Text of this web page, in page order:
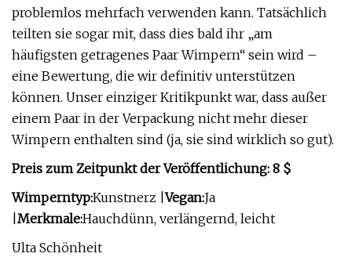
problemlos mehrfach verwenden kann. Tatsächlich
teilten sie sogar mit, dass dies bald ihr „am
häufigsten getragenes Paar Wimpern“ sein wird –
eine Bewertung, die wir definitiv unterstützen
können. Unser einziger Kritikpunkt war, dass außer
einem Paar in der Verpackung nicht mehr dieser
Wimpern enthalten sind (ja, sie sind wirklich so gut).
Preis zum Zeitpunkt der Veröffentlichung: 8 $
Wimperntyp:Kunstnerz |Vegan:Ja
Merkmale:Hauchdünn, verlängernd, leicht
Ulta Schönheit